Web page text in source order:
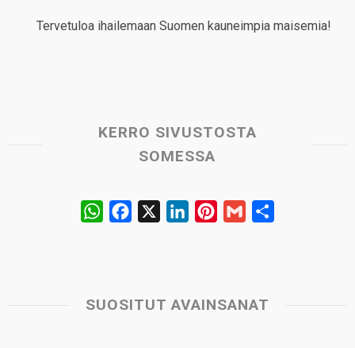
Tervetuloa ihailemaan Suomen kauneimpia maisemia!
KERRO SIVUSTOSTA
SOMESSA
W
s
b
e
e
l
SUOSITUT AVAINSANAT